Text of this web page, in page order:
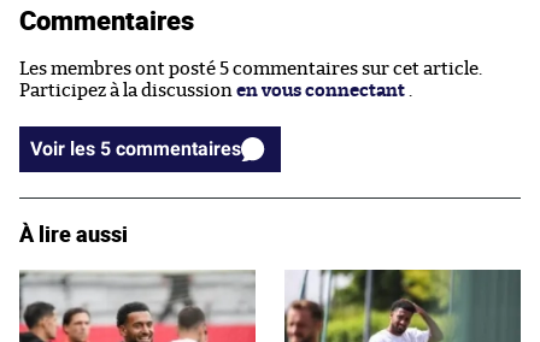
Commentaires
Les membres ont posté 5 commentaires sur cet article.
Participez à la discussion en vous connectant .
Voir les 5 commentaires
À lire aussi